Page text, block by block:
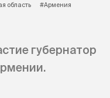
область
#Армения
губернатор